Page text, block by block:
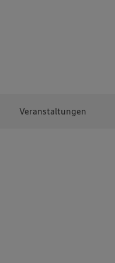
Veranstaltungen